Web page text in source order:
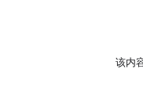
该内